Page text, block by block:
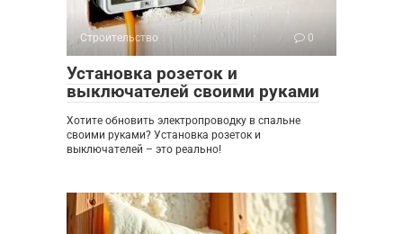
Строительство 0
Установка розеток и
выключателей своими руками
Хотите обновить электропроводку в спальне
своими руками? Установка розеток и
выключателей – это реально!